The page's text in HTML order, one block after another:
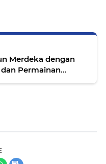
Merdeka dengan
Permainan